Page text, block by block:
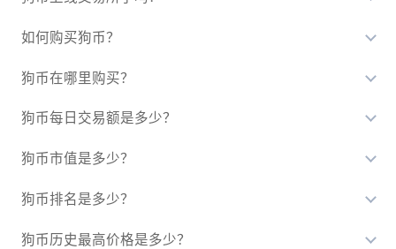
如何购买狗币？
狗币在哪里购买？
狗币每日交易额是多少？
狗币市值是多少？
狗币排名是多少？
狗币历史最高价格是多少？